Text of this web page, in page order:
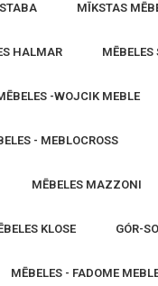
MĪKSTAS
HALMAR MĒBELES
-WOJCIK MEBLE
- MEBLOCROSS
MĒBELES MAZZONI
KLOSE GÓR-
MĒBELES - FADOME